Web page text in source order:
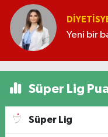
Yeni bir
Süper Lig
Süper Lig